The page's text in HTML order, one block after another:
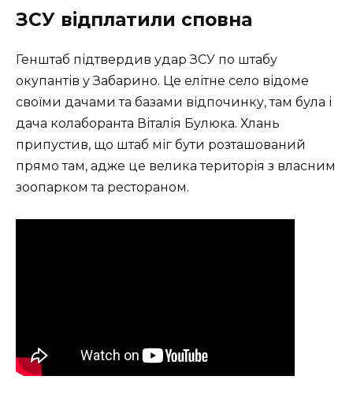
ЗСУ відплатили сповна
Генштаб підтвердив удар ЗСУ по штабу
окупантів у Забарино. Це елітне село відоме
своїми дачами та базами відпочинку, там була і
дача колаборанта Віталія Булюка. Хлань
припустив, що штаб міг бути розташований
прямо там, адже це велика територія з власним
зоопарком та рестораном.